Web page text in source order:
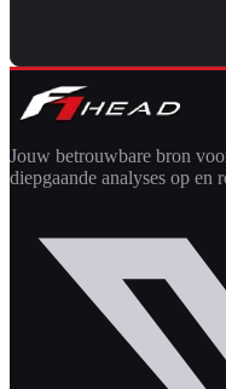
Jouw betrouwbare bron
diepgaande analyses op en